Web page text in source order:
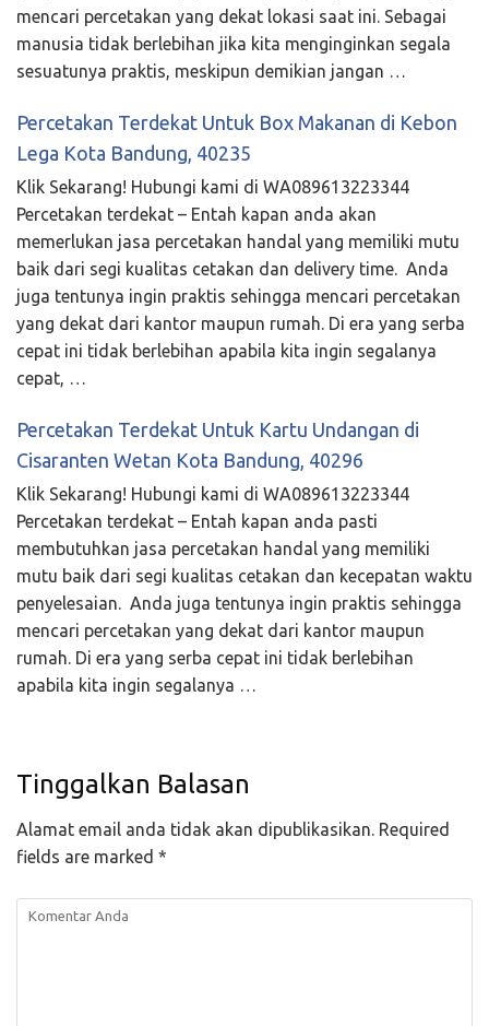
mencari percetakan yang dekat lokasi saat ini. Sebagai
manusia tidak berlebihan jika kita menginginkan segala
sesuatunya praktis, meskipun demikian jangan …
Percetakan Terdekat Untuk Box Makanan di Kebon
Lega Kota Bandung, 40235
Klik Sekarang! Hubungi kami di WA089613223344
Percetakan terdekat – Entah kapan anda akan
memerlukan jasa percetakan handal yang memiliki mutu
baik dari segi kualitas cetakan dan delivery time. Anda
juga tentunya ingin praktis sehingga mencari percetakan
yang dekat dari kantor maupun rumah. Di era yang serba
cepat ini tidak berlebihan apabila kita ingin segalanya
cepat, …
Percetakan Terdekat Untuk Kartu Undangan di
Cisaranten Wetan Kota Bandung, 40296
Klik Sekarang! Hubungi kami di WA089613223344
Percetakan terdekat – Entah kapan anda pasti
membutuhkan jasa percetakan handal yang memiliki
mutu baik dari segi kualitas cetakan dan kecepatan waktu
penyelesaian. Anda juga tentunya ingin praktis sehingga
mencari percetakan yang dekat dari kantor maupun
rumah. Di era yang serba cepat ini tidak berlebihan
apabila kita ingin segalanya …
Tinggalkan Balasan
Alamat email anda tidak akan dipublikasikan. Required
fields are marked *